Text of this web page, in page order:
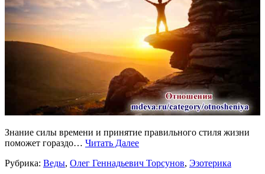
Знание силы времени и принятие правильного стиля жизни
поможет гораздо… Читать Далее
Рубрика: Веды, Олег Геннадьевич Торсунов, Эзотерика